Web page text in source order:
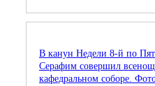
В канун Недели 8-й по
Серафим совершил
кафедральном соборе.